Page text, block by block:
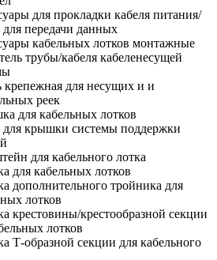
для прокладки кабеля питания/
для передачи данных
кабельных лотков монтажные
трубы/кабеля кабеленесущей
крепежная для несущих и и
реек
для кабельных лотков
крышки системы поддержки
для кабельного лотка
для кабельных лотков
дополнительного тройника для
лотков
крестовины/крестообразной секции
лотков
Т-образной секции для кабельного